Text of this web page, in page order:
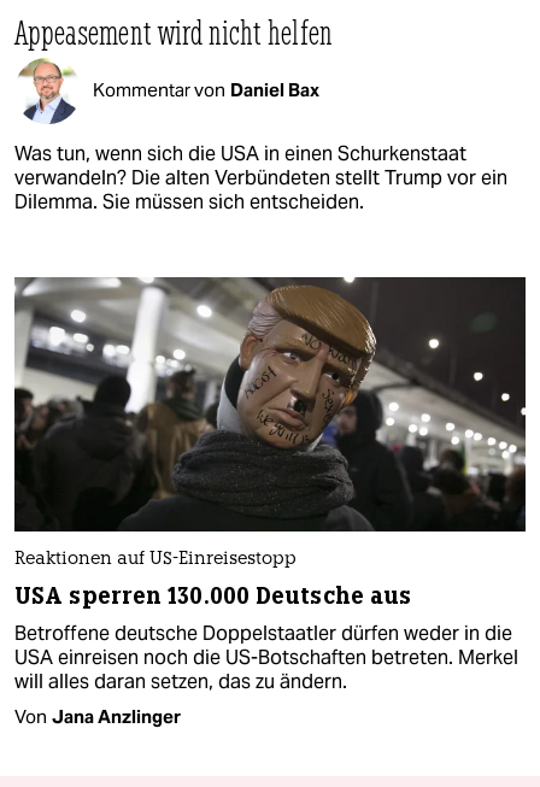
Appeasement wird nicht helfen
Kommentar von Daniel Bax
Was tun, wenn sich die USA in einen Schurkenstaat
verwandeln? Die alten Verbündeten stellt Trump vor ein
Dilemma. Sie müssen sich entscheiden.
Reaktionen auf US-Einreisestopp
USA sperren 130.000 Deutsche aus
Betroffene deutsche Doppelstaatler dürfen weder in die
USA einreisen noch die US-Botschaften betreten. Merkel
will alles daran setzen, das zu ändern.
Von Jana Anzlinger